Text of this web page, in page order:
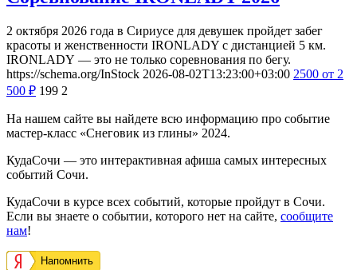
2 октября 2026 года в Сириусе для девушек пройдет забег
красоты и женственности IRONLADY с дистанцией 5 км.
IRONLADY — это не только соревнования по бегу.
https://schema.org/InStock 2026-08-02T13:23:00+03:00 2500 от 2
500 ₽ 199 2
На нашем сайте вы найдете всю информацию про событие
мастер-класс «Снеговик из глины» 2024.
КудаСочи — это интерактивная афиша самых интересных
событий Сочи.
КудаСочи в курсе всех событий, которые пройдут в Сочи.
Если вы знаете о событии, которого нет на сайте, сообщите
нам!
Напомнить